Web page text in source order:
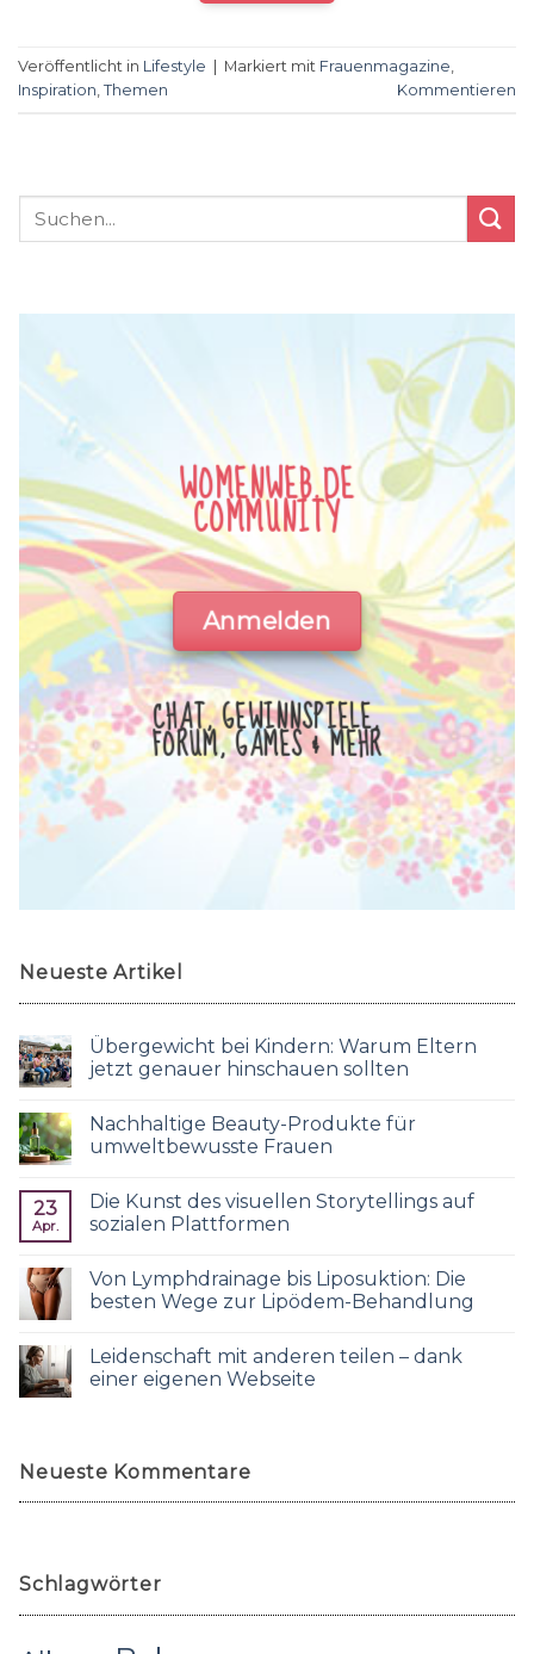
Veröffentlicht in Lifestyle Markiert mit Frauenmagazine
Inspiration Themen Kommentieren
WOMENWEB.DE
COMMUNITY
Anmelden
CHAT, GEWINNSPIELE,
FORUM, GAMES & MEHR
Neueste Artikel
Übergewicht bei Kindern: Warum Eltern
jetzt genauer hinschauen sollten
Nachhaltige Beauty-Produkte für
umweltbewusste Frauen
23
Apr.
Die Kunst des visuellen Storytellings auf
sozialen Plattformen
Von Lymphdrainage bis Liposuktion: Die
besten Wege zur Lipödem-Behandlung
Leidenschaft mit anderen teilen – dank
einer eigenen Webseite
Neueste Kommentare
Schlagwörter